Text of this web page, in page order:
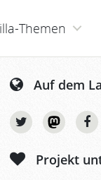
Themen
Auf dem
Projekt